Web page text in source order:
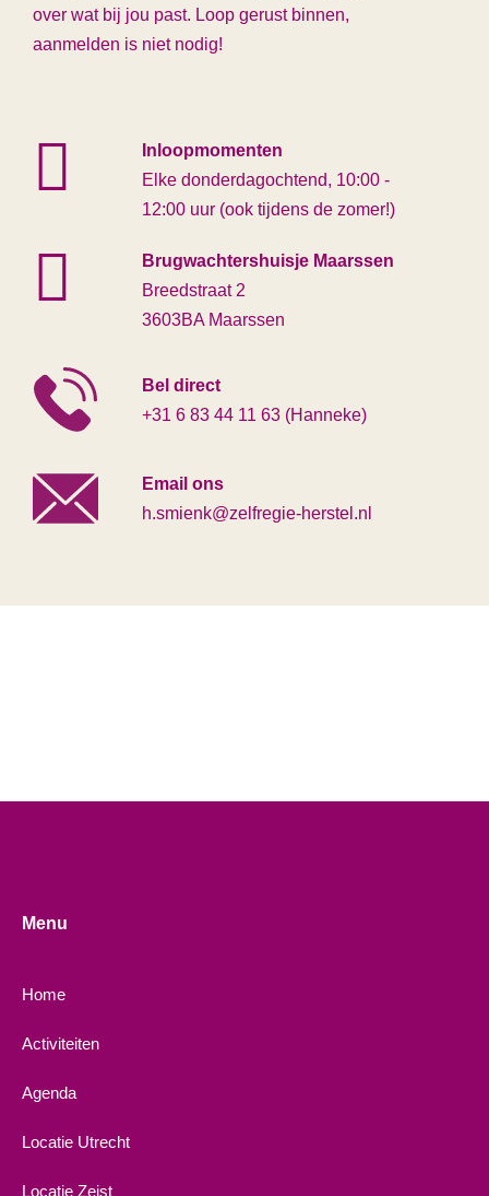
over wat bij jou past. Loop gerust binnen,
aanmelden is niet nodig!
Inloopmomenten
Elke donderdagochtend, 10:00 -
12:00 uur (ook tijdens de zomer!)
Brugwachtershuisje Maarssen
Breedstraat 2
3603BA Maarssen
Bel direct
+31 6 83 44 11 63 (Hanneke)
Email ons
h.smienk@zelfregie-herstel.nl
Menu
Home
Activiteiten
Agenda
Locatie Utrecht
Locatie Zeist